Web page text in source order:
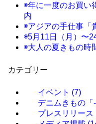
◉年に一度のお買い
内
◉アジアの手仕事「
◉5月11日（月）〜
◉大人の夏きもの時
カテゴリー
イベント (7)
デニムきもの「
プレスリリース